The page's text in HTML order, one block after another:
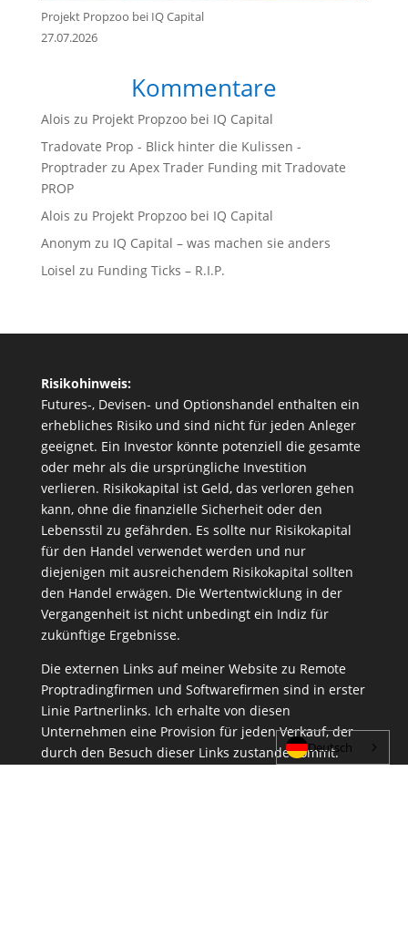
Projekt Propzoo bei IQ Capital
27.07.2026
Kommentare
Alois zu Projekt Propzoo bei IQ Capital
Tradovate Prop - Blick hinter die Kulissen -
Proptraderzu Apex Trader Funding mit Tradovate
PROP
Alois zu Projekt Propzoo bei IQ Capital
Anonym zu IQ Capital – was machen sie anders
Loisel zu Funding Ticks – R.I.P.
Risikohinweis:
Futures-, Devisen- und Optionshandel enthalten ein
erhebliches Risiko und sind nicht für jeden Anleger
geeignet. Ein Investor könnte potenziell die gesamte
oder mehr als die ursprüngliche Investition
verlieren. Risikokapital ist Geld, das verloren gehen
kann, ohne die finanzielle Sicherheit oder den
Lebensstil zu gefährden. Es sollte nur Risikokapital
für den Handel verwendet werden und nur
diejenigen mit ausreichendem Risikokapital sollten
den Handel erwägen. Die Wertentwicklung in der
Vergangenheit ist nicht unbedingt ein Indiz für
zukünftige Ergebnisse.
Die externen Links auf meiner Website zu Remote
Proptradingfirmen und Softwarefirmen sind in erster
Linie Partnerlinks. Ich erhalte von diesen
Unternehmen eine Provision für jeden Verkauf, der
durch den Besuch dieser Links zustande kommt.
Deutsch